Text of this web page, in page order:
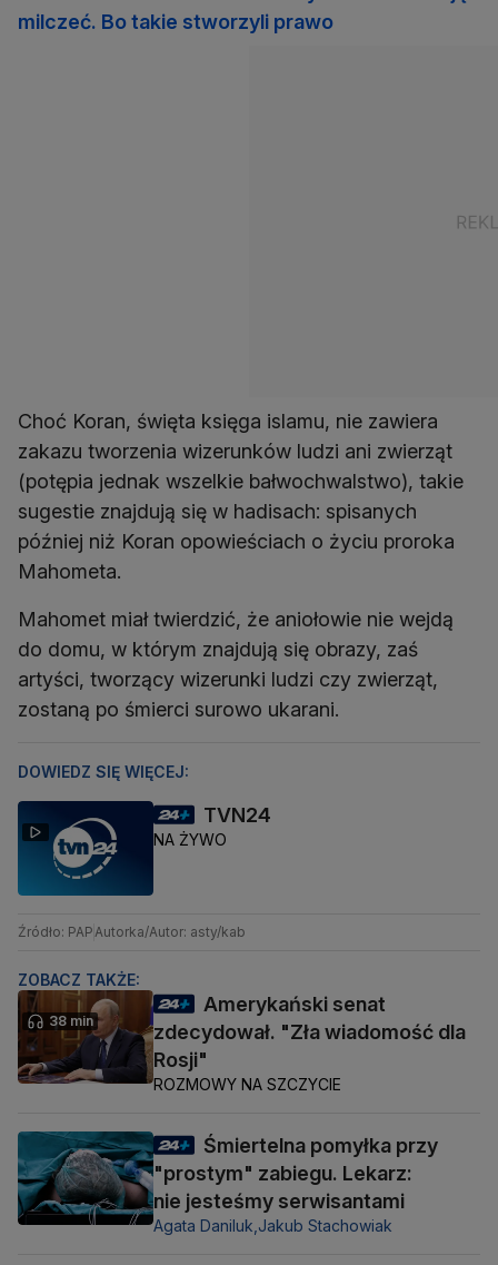
milczeć. Bo takie stworzyli prawo
Choć Koran, święta księga islamu, nie zawiera
zakazu tworzenia wizerunków ludzi ani zwierząt
(potępia jednak wszelkie bałwochwalstwo), takie
sugestie znajdują się w hadisach: spisanych
później niż Koran opowieściach o życiu proroka
Mahometa.
Mahomet miał twierdzić, że aniołowie nie wejdą
do domu, w którym znajdują się obrazy, zaś
artyści, tworzący wizerunki ludzi czy zwierząt,
zostaną po śmierci surowo ukarani.
DOWIEDZ SIĘ WIĘCEJ:
TVN24
NA ŻYWO
Źródło: PAP Autorka/Autor: asty/kab
ZOBACZ TAKŻE:
38 min
Amerykański senat
zdecydował. "Zła wiadomość dla
Rosji"
ROZMOWY NA SZCZYCIE
Śmiertelna pomyłka przy
"prostym" zabiegu. Lekarz:
nie jesteśmy serwisantami
Agata Daniluk, Jakub Stachowiak